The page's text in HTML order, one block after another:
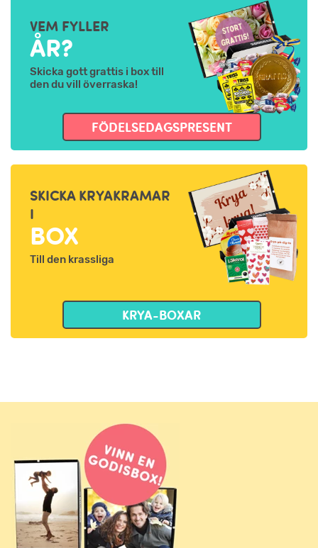
VEM FYLLER
ÅR?
Skicka gott grattis i box till
den du vill överraska!
FÖDELSEDAGSPRESENT
SKICKA KRYAKRAMAR
I
BOX
Till den krassliga
KRYA-BOXAR